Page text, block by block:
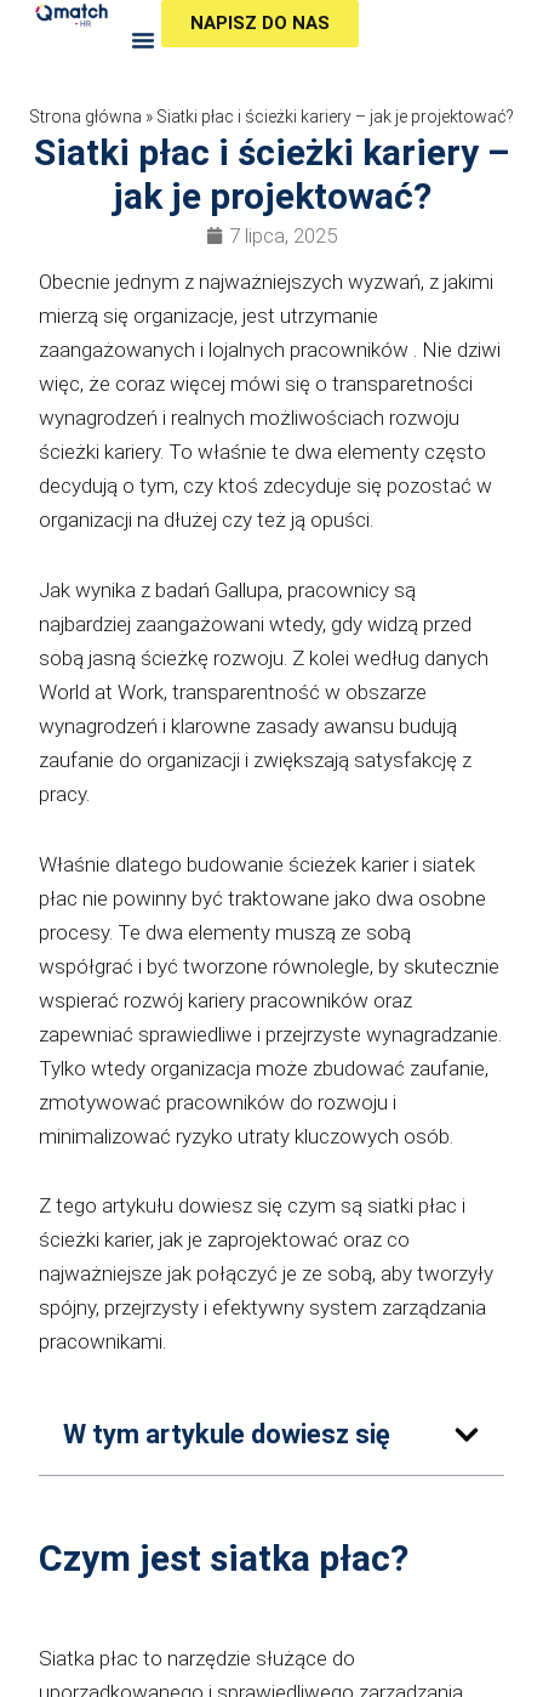
Przejdź
NAPISZ DO NAS
Strona główna » Siatki płac i ścieżki kariery – jak je projektować?
Siatki płac i ścieżki kariery –
jak je projektować?
7 lipca, 2025
Obecnie jednym z najważniejszych wyzwań, z jakimi
mierzą się organizacje, jest utrzymanie
zaangażowanych i lojalnych pracowników . Nie dziwi
więc, że coraz więcej mówi się o transparetności
wynagrodzeń i realnych możliwościach rozwoju
ścieżki kariery. To właśnie te dwa elementy często
decydują o tym, czy ktoś zdecyduje się pozostać w
organizacji na dłużej czy też ją opuści.
Jak wynika z badań Gallupa, pracownicy są
najbardziej zaangażowani wtedy, gdy widzą przed
sobą jasną ścieżkę rozwoju. Z kolei według danych
World at Work, transparentność w obszarze
wynagrodzeń i klarowne zasady awansu budują
zaufanie do organizacji i zwiększają satysfakcję z
pracy.
Właśnie dlatego budowanie ścieżek karier i siatek
płac nie powinny być traktowane jako dwa osobne
procesy. Te dwa elementy muszą ze sobą
współgrać i być tworzone równolegle, by skutecznie
wspierać rozwój kariery pracowników oraz
zapewniać sprawiedliwe i przejrzyste wynagradzanie.
Tylko wtedy organizacja może zbudować zaufanie,
zmotywować pracowników do rozwoju i
minimalizować ryzyko utraty kluczowych osób.
Z tego artykułu dowiesz się czym są siatki płac i
ścieżki karier, jak je zaprojektować oraz co
najważniejsze jak połączyć je ze sobą, aby tworzyły
spójny, przejrzysty i efektywny system zarządzania
pracownikami.
W tym artykule dowiesz się
Czym jest siatka płac?
Siatka płac to narzędzie służące do